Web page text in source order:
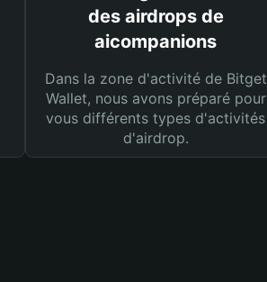
des airdrops de
aicompanions
Dans la zone d'activité de Bitget
Wallet, nous avons préparé pour
vous différents types d'activités
d'airdrop.